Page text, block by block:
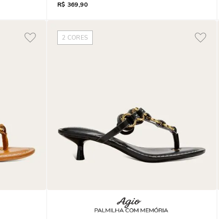
R$ 369,90
2 CORES